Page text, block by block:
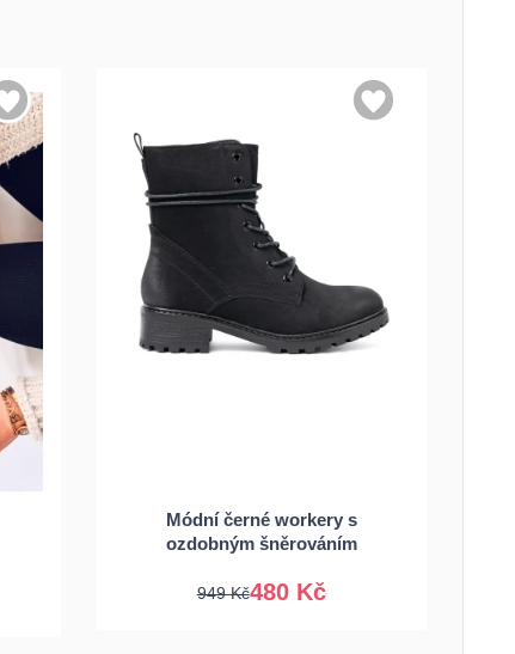
Módní černé workery s
ozdobným šněrováním
480 Kč
949 Kč
40 41